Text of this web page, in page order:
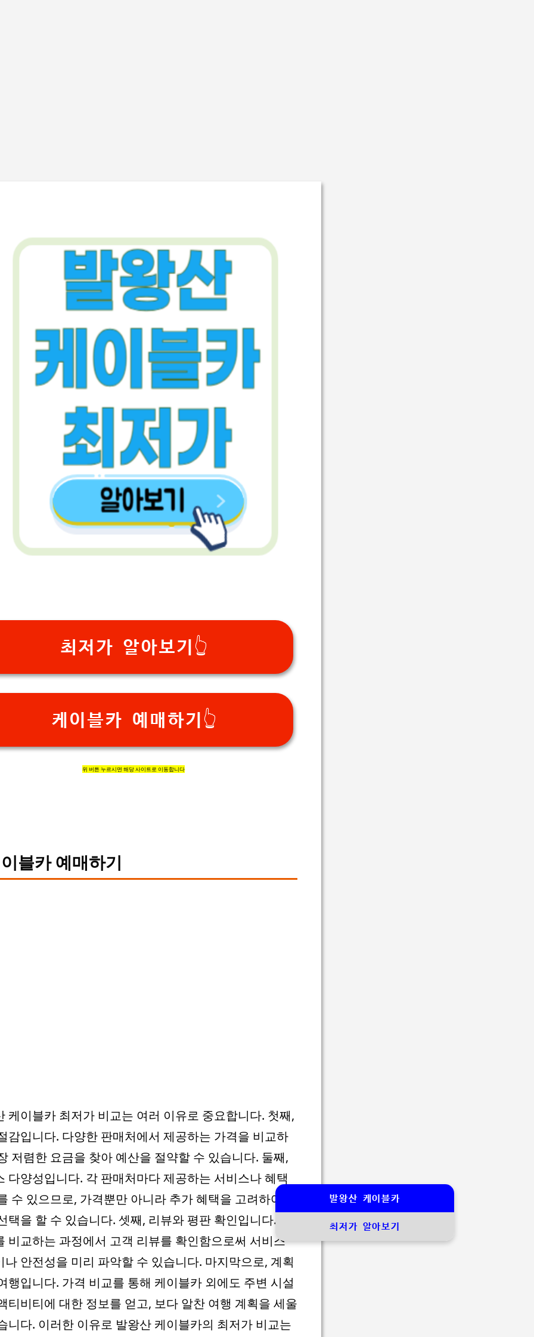
최저가 알아보기👆
케이블카 예매하기👆
위 버튼 누르시면 해당 사이트로 이동합니다
블카 예매하기
케이블카 최저가 비교는 여러 이유로 중요합니다. 첫째,
감입니다. 다양한 판매처에서 제공하는 가격을 비교하
저렴한 요금을 찾아 예산을 절약할 수 있습니다. 둘째,
다양성입니다. 각 판매처마다 제공하는 서비스나 혜택
수 있으므로, 가격뿐만 아니라 추가 혜택을 고려하여 최
택을 할 수 있습니다. 셋째, 리뷰와 평판 확인입니다. 최
비교하는 과정에서 고객 리뷰를 확인함으로써 서비스
나 안전성을 미리 파악할 수 있습니다. 마지막으로, 계획
행입니다. 가격 비교를 통해 케이블카 외에도 주변 시설
티비티에 대한 정보를 얻고, 보다 알찬 여행 계획을 세울
니다. 이러한 이유로 발왕산 케이블카의 최저가 비교는
발왕산 케이블카
최저가 알아보기